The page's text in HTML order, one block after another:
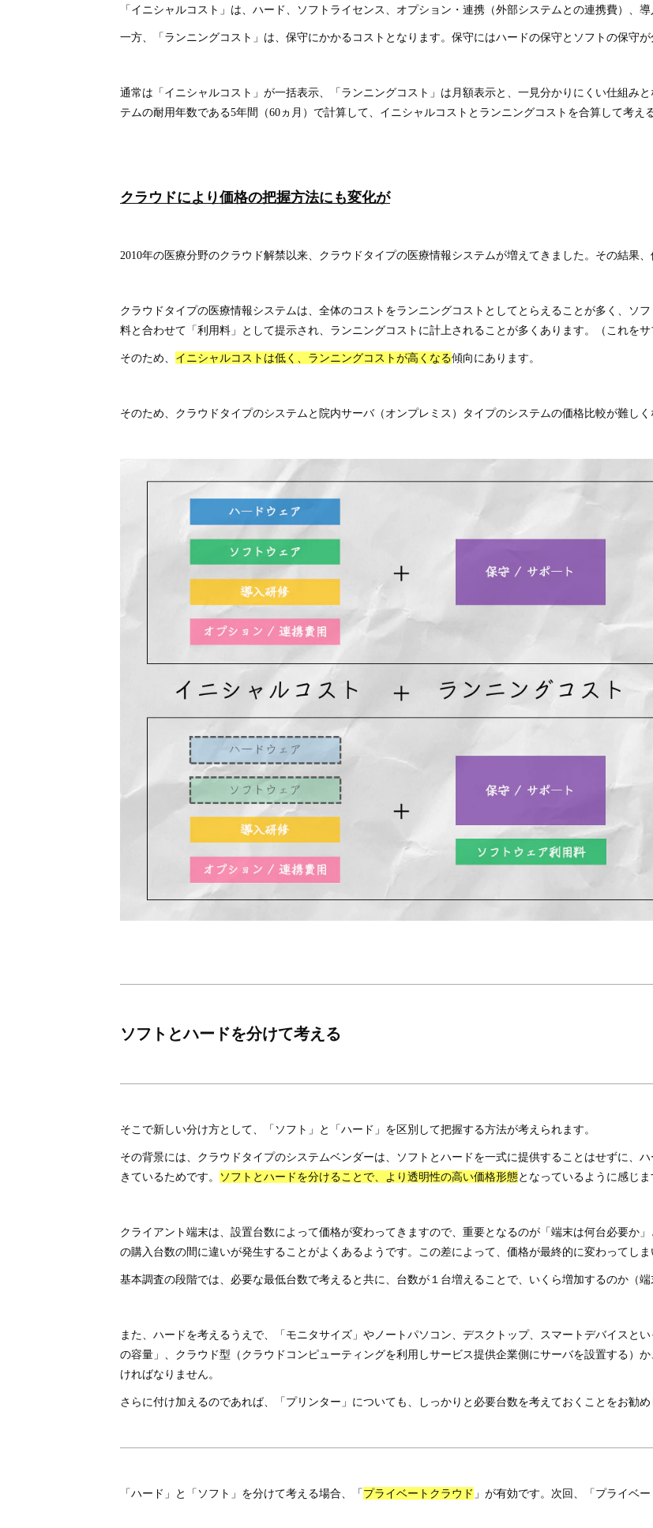
「イニシャルコスト」は、ハード、ソフトライセンス、オプション・連携（外部システムとの連携費）、
一方、「ランニングコスト」は、保守にかかるコストとなります。保守にはハードの保守とソフトの保守が
通常は「イニシャルコスト」が一括表示、「ランニングコスト」は月額表示と、一見分かりにくい仕組み
テムの耐用年数である5年間（60ヵ月）で計算して、イニシャルコストとランニングコストを合算して考え
クラウドにより価格の把握方法にも変化が
2010年の医療分野のクラウド解禁以来、クラウドタイプの医療情報システムが増えてきました。その結果
クラウドタイプの医療情報システムは、全体のコストをランニングコストとしてとらえることが多く、ソ
料と合わせて「利用料」として提示され、ランニングコストに計上されることが多くあります。（これを
そのため、 イニシャルコストは低く、ランニングコストが高くなる傾向にあります。
そのため、クラウドタイプのシステムと院内サーバ（オンプレミス）タイプのシステムの価格比較が難しく
ソフトとハードを分けて考える
そこで新しい分け方として、「ソフト」と「ハード」を区別して把握する方法が考えられます。
その背景には、クラウドタイプのシステムベンダーは、ソフトとハードを一式に提供することはせずに、
きているためです。
ソフトとハードを分けることで、より透明性の高い価格形態となっているように感じま
クライアント端末は、設置台数によって価格が変わってきますので、重要となるのが「端末は何台必要か
の購入台数の間に違いが発生することがよくあるようです。この差によって、価格が最終的に変わってしま
基本調査の段階では、必要な最低台数で考えると共に、台数が１台増えることで、いくら増加するのか（
また、ハードを考えるうえで、「モニタサイズ」やノートパソコン、デスクトップ、スマートデバイスと
の容量」、クラウド型（クラウドコンピューティングを利用しサービス提供企業側にサーバを設置する）
ければなりません。
さらに付け加えるのであれば、「プリンター」についても、しっかりと必要台数を考えておくことをお勧め
「ハード」と「ソフト」を分けて考える場合、「プライベートクラウド 」が有効です。次回、「プライベ